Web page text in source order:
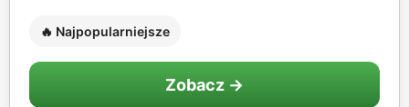
🔥 Najpopularniejsze
Zobacz →